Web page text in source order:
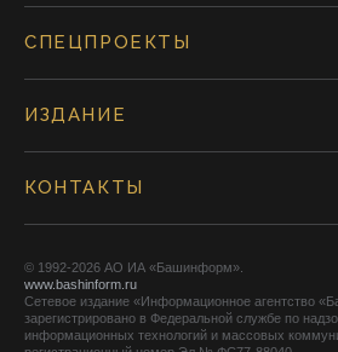
СПЕЦПРОЕКТЫ
ИЗДАНИЕ
КОНТАКТЫ
© 1992-2026 АО ИА «Башинформ».
www.bashinform.ru
Сетевое издание «Информационное агентство
зарегистрировано в Федеральной службе по
информационных технологий и массовых